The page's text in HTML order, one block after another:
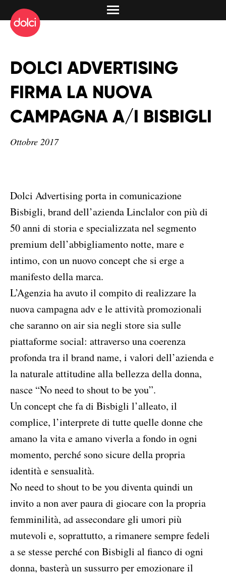
DOLCI ADVERTISING
FIRMA LA NUOVA
CAMPAGNA A/I BISBIGLI
Ottobre 2017
Dolci Advertising porta in comunicazione
Bisbigli, brand dell’azienda Linclalor con più di
50 anni di storia e specializzata nel segmento
premium dell’abbigliamento notte, mare e
intimo, con un nuovo concept che si erge a
manifesto della marca.
L’Agenzia ha avuto il compito di realizzare la
nuova campagna adv e le attività promozionali
che saranno on air sia negli store sia sulle
piattaforme social: attraverso una coerenza
profonda tra il brand name, i valori dell’azienda e
la naturale attitudine alla bellezza della donna,
nasce “No need to shout to be you”.
Un concept che fa di Bisbigli l’alleato, il
complice, l’interprete di tutte quelle donne che
amano la vita e amano viverla a fondo in ogni
momento, perché sono sicure della propria
identità e sensualità.
No need to shout to be you diventa quindi un
invito a non aver paura di giocare con la propria
femminilità, ad assecondare gli umori più
mutevoli e, soprattutto, a rimanere sempre fedeli
a se stesse perché con Bisbigli al fianco di ogni
donna, basterà un sussurro per emozionare il